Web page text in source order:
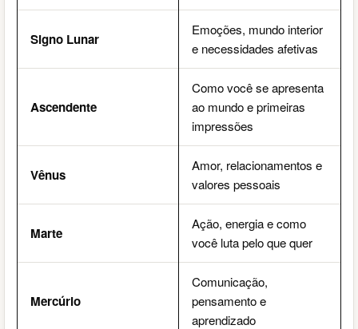
Signo Lunar
Emoções, mundo interior
e necessidades afetivas
Ascendente
Como você se apresenta
ao mundo e primeiras
impressões
Vênus
Amor, relacionamentos e
valores pessoais
Marte
Ação, energia e como
você luta pelo que quer
Mercúrio
Comunicação,
pensamento e
aprendizado